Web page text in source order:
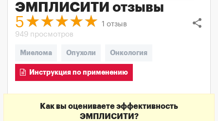
ЭМПЛИСИТИ отзывы
share
5 1 отзыв
949 просмотров
Миелома Опухоли Онкология
Инструкция по применению
Как вы оцениваете эффективность
ЭМПЛИСИТИ?